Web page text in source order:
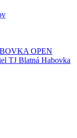
OPEN
TJ Blatná Habovka